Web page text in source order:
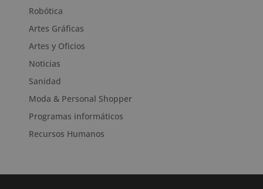
Robótica
Artes Gráficas
Artes y Oficios
Noticias
Sanidad
Moda & Personal Shopper
Programas informáticos
Recursos Humanos